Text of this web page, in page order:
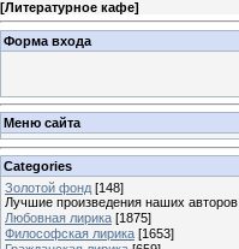
[Литературное кафе]
Форма входа
Меню сайта
Categories
Золотой фонд [148]
Лучшие произведения наших авторов
Любовная лирика [1875]
Философская лирика [1653]